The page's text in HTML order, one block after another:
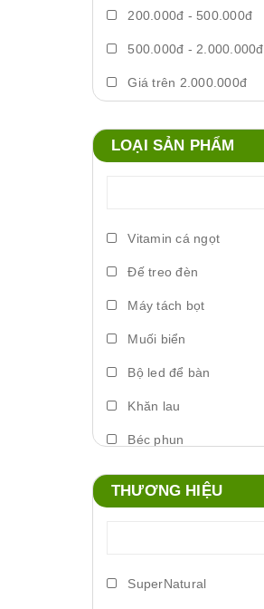
200.000đ - 500.000đ
500.000đ - 2.000.000đ
Giá trên 2.000.000đ
LOẠI SẢN PHẨM
Vitamin cá ngọt
Đế treo đèn
Máy tách bọt
Muối biển
Bộ led để bàn
Khăn lau
Béc phun
Máy phun sương
Foam xịt
THƯƠNG HIỆU
SuperNatural